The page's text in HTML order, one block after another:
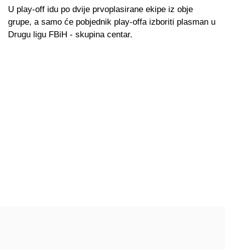
U play-off idu po dvije prvoplasirane ekipe iz obje
grupe, a samo će pobjednik play-offa izboriti plasman u
Drugu ligu FBiH - skupina centar.